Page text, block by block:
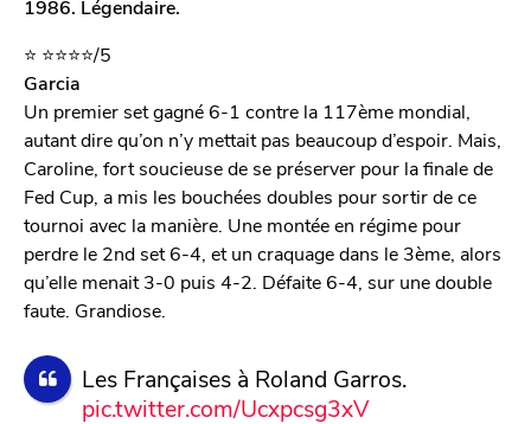
c
1986. Légendaire.
⭐️ ⭐️⭐️⭐️⭐️/5
Garcia
Un premier set gagné 6-1 contre la 117ème mondial,
autant dire qu’on n’y mettait pas beaucoup d’espoir. Mais,
Caroline, fort soucieuse de se préserver pour la finale de
Fed Cup, a mis les bouchées doubles pour sortir de ce
tournoi avec la manière. Une montée en régime pour
perdre le 2nd set 6-4, et un craquage dans le 3ème, alors
qu’elle menait 3-0 puis 4-2. Défaite 6-4, sur une double
faute. Grandiose.
Les Françaises à Roland Garros.
pic.twitter.com/Ucxpcsg3xV